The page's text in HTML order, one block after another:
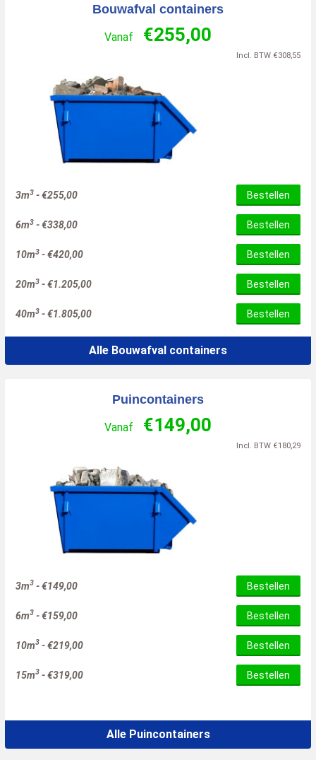
Bouwafval containers
Vanaf €255,00
Incl. BTW €308,55
3m3 -€255,00 Bestellen
6m3 -€338,00 Bestellen
10m3 -€420,00 Bestellen
20m3 -€1.205,00 Bestellen
40m3 -€1.805,00 Bestellen
Alle Bouwafval containers
Puincontainers
Vanaf €149,00
Incl. BTW €180,29
3m3 -€149,00 Bestellen
6m3 -€159,00 Bestellen
10m3 -€219,00 Bestellen
15m3 -€319,00 Bestellen
Alle Puincontainers